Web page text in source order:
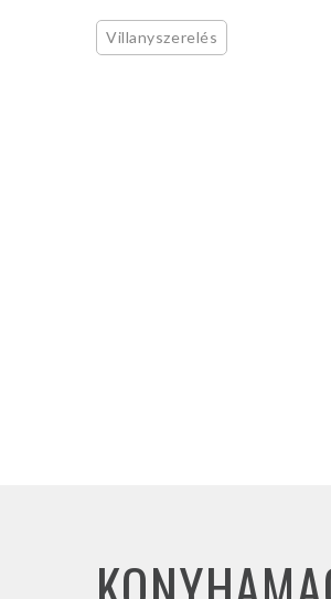
Villanyszerelés